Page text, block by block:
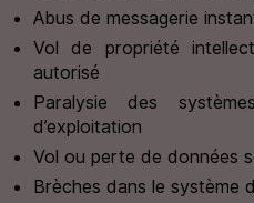
Abus de messagerie
Vol de propriété
autorisé
Paralysie des
d’exploitation
Vol ou perte de données
Brèches dans le système